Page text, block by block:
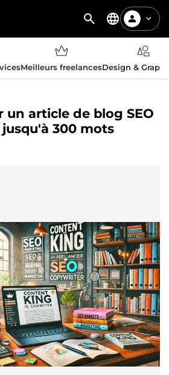
Meilleurs freelancesDesign &
un article de blog SEO
jusqu'à 300 mots